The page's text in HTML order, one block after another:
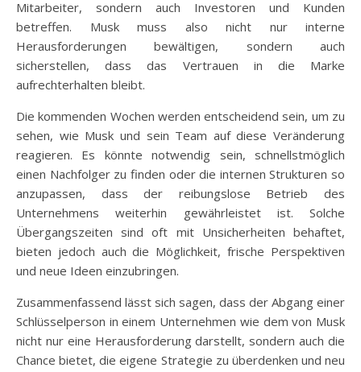
Mitarbeiter, sondern auch Investoren und Kunden
betreffen. Musk muss also nicht nur interne
Herausforderungen bewältigen, sondern auch
sicherstellen, dass das Vertrauen in die Marke
aufrechterhalten bleibt.
Die kommenden Wochen werden entscheidend sein, um zu
sehen, wie Musk und sein Team auf diese Veränderung
reagieren. Es könnte notwendig sein, schnellstmöglich
einen Nachfolger zu finden oder die internen Strukturen so
anzupassen, dass der reibungslose Betrieb des
Unternehmens weiterhin gewährleistet ist. Solche
Übergangszeiten sind oft mit Unsicherheiten behaftet,
bieten jedoch auch die Möglichkeit, frische Perspektiven
und neue Ideen einzubringen.
Zusammenfassend lässt sich sagen, dass der Abgang einer
Schlüsselperson in einem Unternehmen wie dem von Musk
nicht nur eine Herausforderung darstellt, sondern auch die
Chance bietet, die eigene Strategie zu überdenken und neu